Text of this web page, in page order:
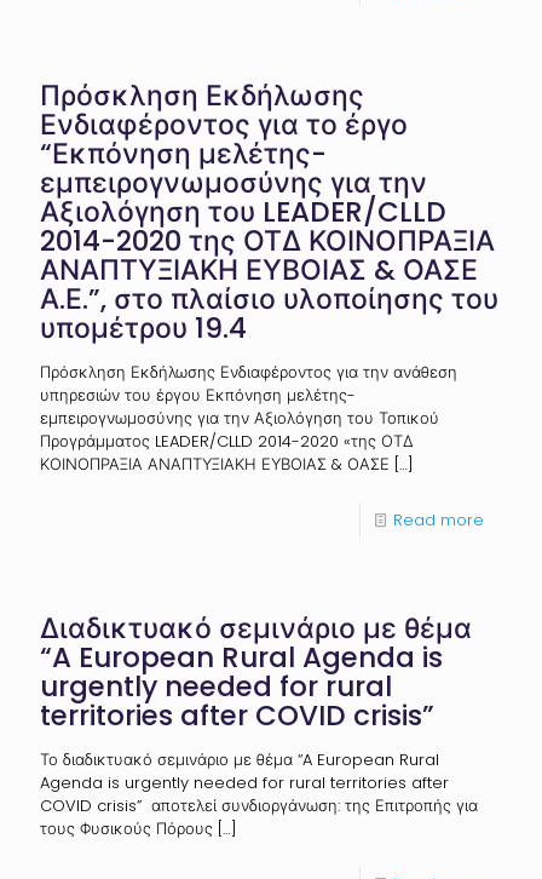
Πρόσκληση Εκδήλωσης
Ενδιαφέροντος για το έργο
“Εκπόνηση μελέτης-
εμπειρογνωμοσύνης για την
Αξιολόγηση του LEADER/CLLD
2014-2020 της ΟΤΔ ΚΟΙΝΟΠΡΑΞΙΑ
ΑΝΑΠΤΥΞΙΑΚΗ ΕΥΒΟΙΑΣ & ΟΑΣΕ
Α.Ε.”, στο πλαίσιο υλοποίησης του
υπομέτρου 19.4
Πρόσκληση Εκδήλωσης Ενδιαφέροντος για την ανάθεση
υπηρεσιών του έργου Εκπόνηση μελέτης-
εμπειρογνωμοσύνης για την Αξιολόγηση του Τοπικού
Προγράμματος LEADER/CLLD 2014-2020 «της ΟΤΔ
ΚΟΙΝΟΠΡΑΞΙΑ ΑΝΑΠΤΥΞΙΑΚΗ ΕΥΒΟΙΑΣ & ΟΑΣΕ […]
Read more
Διαδικτυακό σεμινάριο με θέμα
“A European Rural Agenda is
urgently needed for rural
territories after COVID crisis”
Το διαδικτυακό σεμινάριο με θέμα “A European Rural
Agenda is urgently needed for rural territories after
COVID crisis” αποτελεί συνδιοργάνωση: της Επιτροπής για
τους Φυσικούς Πόρους […]